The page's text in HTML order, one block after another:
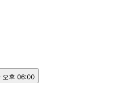
오후 06:00